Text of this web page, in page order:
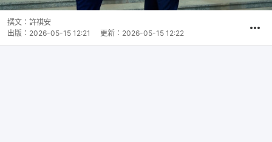
撰文： 許祺安
出版： 2026-05-15 12:21 更新： 2026-05-15 12:22